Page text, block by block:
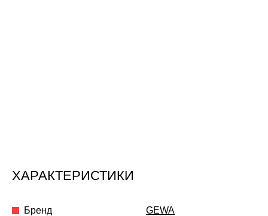
ХАРАКТЕРИСТИКИ
Бренд GEWA